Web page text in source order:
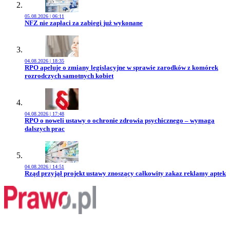
05.08.2026 | 06:11
Przejdź do artykułu:
NFZ nie zapłaci za zabiegi już wykonane
04.08.2026 | 18:35
Przejdź do artykułu:
RPO apeluje o zmiany legislacyjne w sprawie zarodków z komórek
rozrodczych samotnych kobiet
04.08.2026 | 17:48
Przejdź do artykułu:
RPO o noweli ustawy o ochronie zdrowia psychicznego – wymaga
dalszych prac
04.08.2026 | 14:51
Przejdź do artykułu:
Rząd przyjął projekt ustawy znoszący całkowity zakaz reklamy aptek